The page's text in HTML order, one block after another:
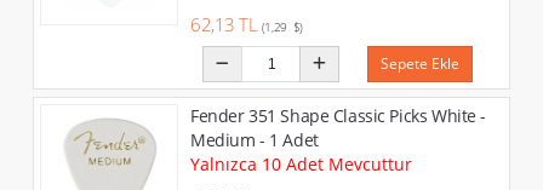
62,13 TL (1,29 $)
Sepete Ekle
Fender 351 Shape Classic Picks White -
Medium - 1 Adet
Yalnızca 10 Adet Mevcuttur